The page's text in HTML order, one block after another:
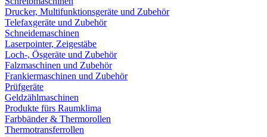
Drucker, Multifunktionsgeräte und Zubehör
Telefaxgeräte und Zubehör
Schneidemaschinen
Laserpointer, Zeigestäbe
Loch-, Ösgeräte und Zubehör
Falzmaschinen und Zubehör
Frankiermaschinen und Zubehör
Prüfgeräte
Geldzählmaschinen
Produkte fürs Raumklima
Farbbänder & Thermorollen
Thermotransferrollen